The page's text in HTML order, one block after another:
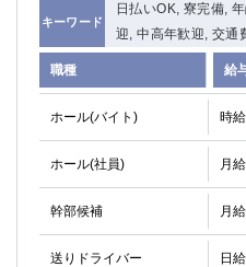
キーワード
日払いOK, 寮完備,
迎, 中高年歓迎, 交通
職種 給
ホール(バイト) 時
ホール(社員) 月
幹部候補 月
送りドライバー 日